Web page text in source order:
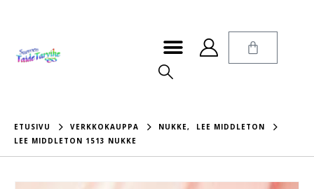
ETUSIVU VERKKOKAUPPA NUKKE,
LEE MIDDLETON
LEE MIDDLETON 1513 NUKKE